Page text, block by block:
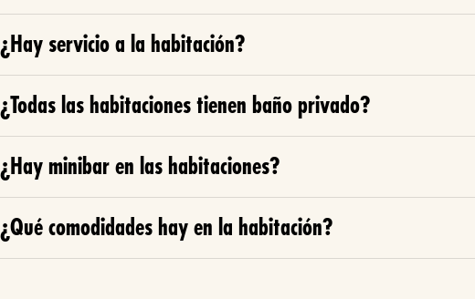
¿Hay servicio a la habitación?
¿Todas las habitaciones tienen baño privado?
¿Hay minibar en las habitaciones?
¿Qué comodidades hay en la habitación?